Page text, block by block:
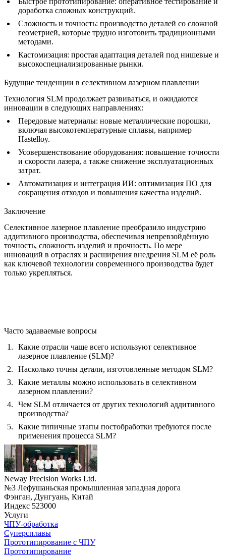
доработка сложных конструкций.
Сложность и точность: производство деталей со сложной
геометрией, которые трудно изготовить традиционными
методами.
Кастомизация: простая адаптация деталей под нишевые и
высокоспециализированные рынки.
Будущие тенденции в селективном лазерном плавлении
Технология SLM продолжает развиваться, и ожидаются
инновации в следующих направлениях:
Передовые материалы: новые металлические порошки,
включая высокотемпературные сплавы, например
Hastelloy.
Усовершенствование оборудования: повышение точности
и скорости лазера, а также снижение эксплуатационных
затрат.
Автоматизация и интеграция ИИ: оптимизация ПО для
сокращения отходов и повышения качества изделий.
Заключение
Селективное лазерное плавление преобразило индустрию
аддитивного производства, обеспечивая непревзойдённую
точность, сложность изделий и прочность. По мере
инноваций в отраслях и расширения внедрения SLM её роль
как ключевой технологии современного производства будет
только укрепляться.
Часто задаваемые вопросы
Какие отрасли чаще всего используют селективное
лазерное плавление (SLM)?
Насколько точны детали, изготовленные методом SLM?
Какие металлы можно использовать в селективном
лазерном плавлении?
Чем SLM отличается от других технологий аддитивного
производства?
Какие типичные этапы постобработки требуются после
применения процесса SLM?
Neway Precision Works Ltd.
№3 Лефушаньская промышленная западная дорога
Фэнган, Дунгуань, Китай
Индекс 523000
Услуги
ЧПУ-обработка
Суперсплавы
Прототипирование с ЧПУ
Прототипирование